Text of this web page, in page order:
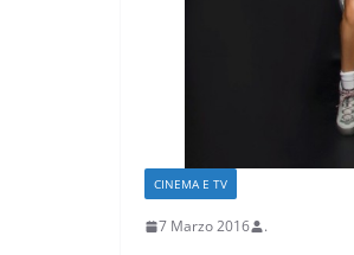
CINEMA E TV
7 Marzo 2016 .